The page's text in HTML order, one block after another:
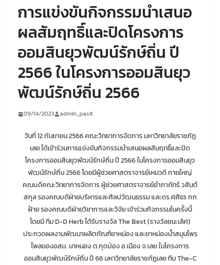
การแข่งขันกิจกรรมนำเสนอ
ผลสัมฤทธิ์และปิดโครงการ
ออมสินยุวพัฒน์รักษ์ถิ่น ปี
2566 ในโครงการออมสินยุว
พัฒน์รักษ์ถิ่น 2566
09/14/2023 admin_pasit
วันที่ 12 กันยายน 2566 คณะวิทยาการจัดการ มหาวิทยาลัยราชภัฏ
เลย ได้เข้าร่วมการแข่งขันกิจกรรมนำเสนอผลสัมฤทธิ์และปิด
โครงการออมสินยุวพัฒน์รักษ์ถิ่น ปี 2566 ในโครงการออมสินยุว
พัฒน์รักษ์ถิ่น 2566 โดยมีผู้ช่วยศาสตราจารย์เหมวดี กายใหญ่
คณบดีคณะวิทยาการจัดการ ผู้ช่วยศาสตราจารย์อำภาภัทร์ วสันต์
สกุล รองคณบดีฝ่ายบริหารและศิลปวัฒนธรรม และดร.ศศิธร กก
ฝ้าย รองคณบดีฝ่ายวิชาการและวิจัย เข้าร่วมกิจกรรมในครั้งนี้
โดยมี ทีม D-D Herb ได้รับรางวัล The Best (รางวัลชนะเลิศ)
ประกวดผลงานพัฒนาผลิตภัณฑ์ยาหม่อง และยาหม่องน้ำสมุนไพร
ไพลของอสม. นาหนอง ต.กุดป่อง อ.เมือง จ.เลย ในโครงการ
ออมสินยุวพัฒน์รักษ์ถิ่น ปี 66 มหาวิทยาลัยราชภัฏเลย ทีม The-C